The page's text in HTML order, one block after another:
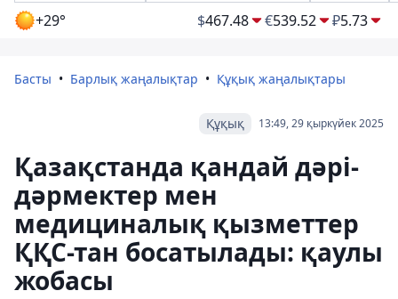
+29° $467.48 €539.52 ₽5.73
Басты Барлық жаңалықтар Құқық жаңалықтары
13:49, 29 қыркүйек 2025
Құқық
Қазақстанда қандай дәрі-
дәрмектер мен
медициналық қызметтер
ҚҚС-тан босатылады: қаулы
жобасы